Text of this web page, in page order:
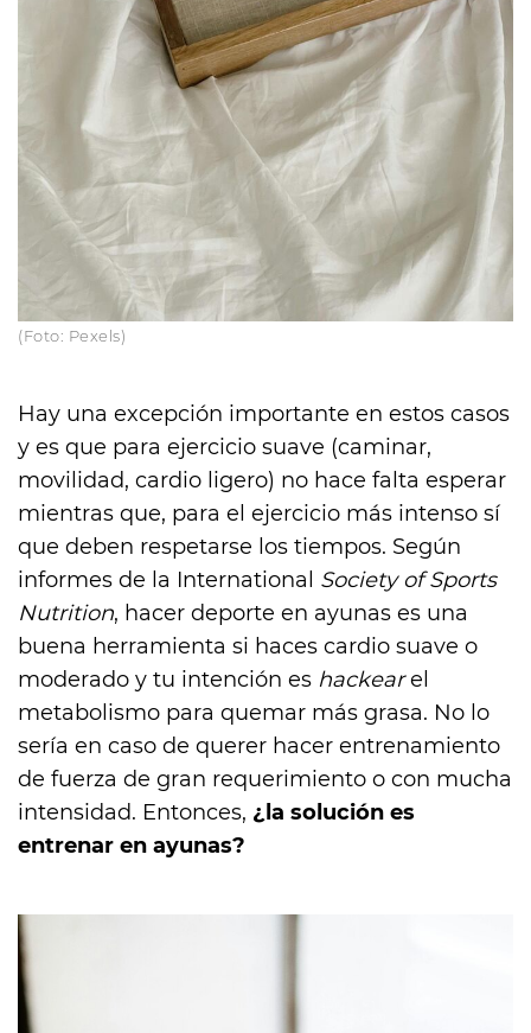
(Foto: Pexels)
Hay una excepción importante en estos casos
y es que para ejercicio suave (caminar,
movilidad, cardio ligero) no hace falta esperar
mientras que, para el ejercicio más intenso sí
que deben respetarse los tiempos. Según
informes de la International Society of Sports
Nutrition, hacer deporte en ayunas es una
buena herramienta si haces cardio suave o
moderado y tu intención es hackearel
metabolismo para quemar más grasa. No lo
sería en caso de querer hacer entrenamiento
de fuerza de gran requerimiento o con mucha
intensidad. Entonces, ¿la solución es
entrenar en ayunas?